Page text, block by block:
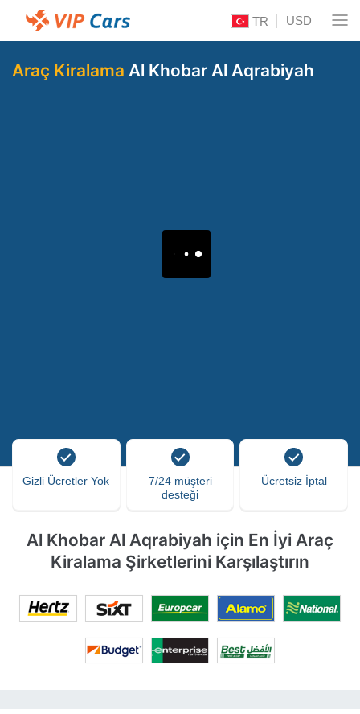
TR USD
Araç Kiralama Al Khobar Al Aqrabiyah
Gizli Ücretler Yok
7/24 müşteri
desteği
Ücretsiz İptal
Al Khobar Al Aqrabiyah için En İyi Araç
Kiralama Şirketlerini Karşılaştırın